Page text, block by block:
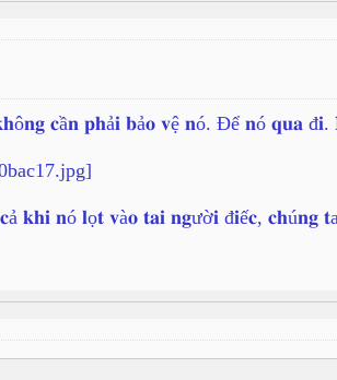
𝐜ầ𝐧 𝐩𝐡ả𝐢 𝐛ả𝐨 𝐯ệ 𝐧ó. Để 𝐧ó 𝐪𝐮𝐚 đ𝐢.
𝐤𝐡𝐢 𝐧ó 𝐥ọ𝐭 𝐯à𝐨 𝐭𝐚𝐢 𝐧𝐠ườ𝐢 đ𝐢ế𝐜,